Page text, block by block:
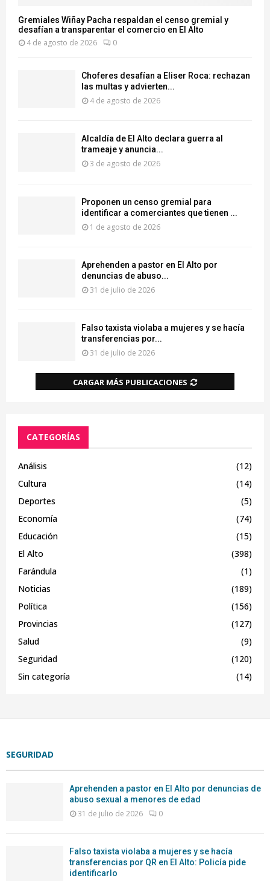
Gremiales Wiñay Pacha respaldan el censo gremial y
desafían a transparentar el comercio en El Alto
4 de agosto de 2026 0
Choferes desafían a Eliser Roca: rechazan
las multas y advierten...
4 de agosto de 2026
‎Alcaldía de El Alto declara guerra al
trameaje y anuncia...
3 de agosto de 2026
Proponen un censo gremial para
identificar a comerciantes que tienen ...
1 de agosto de 2026
Aprehenden a pastor en El Alto por
denuncias de abuso...
31 de julio de 2026
Falso taxista violaba a mujeres y se hacía
transferencias por...
31 de julio de 2026
CARGAR MÁS PUBLICACIONES
CATEGORÍAS
Análisis
(12)
Cultura
(14)
Deportes
(5)
Economía
(74)
Educación
(15)
El Alto
(398)
Farándula
(1)
Noticias
(189)
Política
(156)
Provincias
(127)
Salud
(9)
Seguridad
(120)
Sin categoría
(14)
SEGURIDAD
Aprehenden a pastor en El Alto por denuncias de
abuso sexual a menores de edad
31 de julio de 2026 0
Falso taxista violaba a mujeres y se hacía
transferencias por QR en El Alto: Policía pide
identificarlo